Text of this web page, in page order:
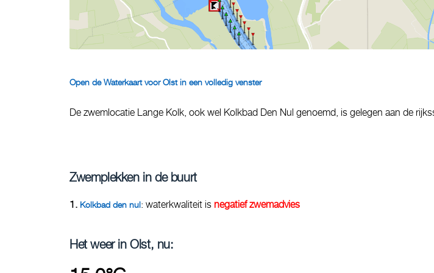
Open de Waterkaart voor Olst in een volledig venster
De zwemlocatie Lange Kolk, ook wel Kolkbad Den Nul genoemd, is gelegen aan de
Zwemplekken in de buurt
1. Kolkbad den nul: waterkwaliteit is negatief zwemadvies
Het weer in Olst, nu: